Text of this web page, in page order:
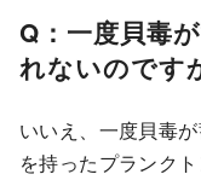
Q：一度貝毒
れないのです
いいえ、一度貝毒
を持ったプランク